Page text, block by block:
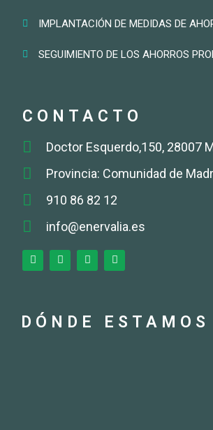
IMPLANTACIÓN DE MEDIDAS DE
SEGUIMIENTO DE LOS AHORROS
CONTACTO
Doctor Esquerdo,150, 28007
Provincia: Comunidad de
910 86 82 12
info@enervalia.es
DÓNDE ESTAMOS